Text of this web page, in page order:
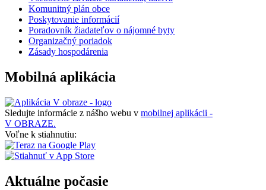
Komunitný plán obce
Poskytovanie informácií
Poradovník žiadateľov o nájomné byty
Organizačný poriadok
Zásady hospodárenia
Mobilná aplikácia
Sledujte informácie z nášho webu v mobilnej aplikácii -
V OBRAZE.
Voľne k stiahnutiu:
Aktuálne počasie